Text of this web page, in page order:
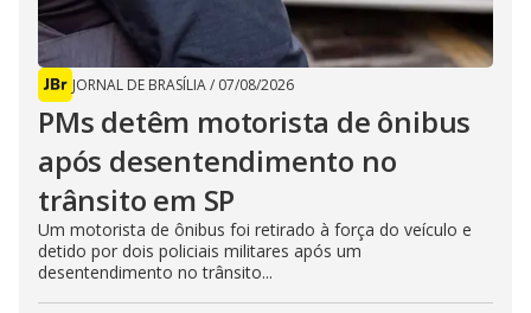
JORNAL DE BRASÍLIA/ 07/08/2026
PMs detêm motorista de ônibus
após desentendimento no
trânsito em SP
Um motorista de ônibus foi retirado à força do veículo e
detido por dois policiais militares após um
desentendimento no trânsito...